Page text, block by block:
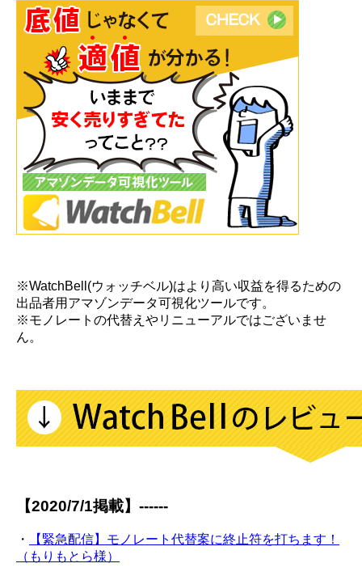
※WatchBell(ウォッチベル)はより高い収益を得るための
出品者用アマゾンデータ可視化ツールです。
※モノレートの代替えやリニューアルではございませ
ん。
【2020/7/1掲載】------
・
【緊急配信】モノレート代替案に終止符を打ちます！
（もりもとら様）